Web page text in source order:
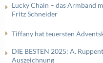
Lucky Chain – das Armband
Fritz Schneider
Tiffany hat teuersten
DIE BESTEN 2025: A.
Auszeichnung